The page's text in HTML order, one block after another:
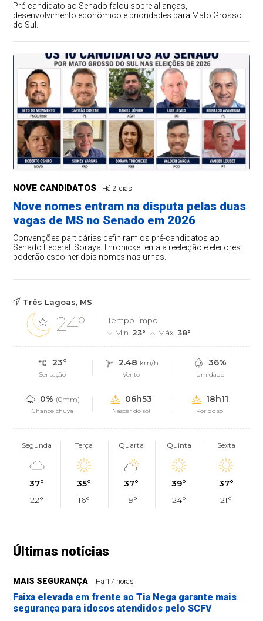
Pré-candidato ao Senado falou sobre alianças,
desenvolvimento econômico e prioridades para Mato Grosso
do Sul.
NOVE CANDIDATOS Há 2 dias
Nove nomes entram na disputa pelas duas
vagas de MS no Senado em 2026
Convenções partidárias definiram os pré-candidatos ao
Senado Federal. Soraya Thronicke tenta a reeleição e eleitores
poderão escolher dois nomes nas urnas.
Três Lagoas, MS
24°
Tempo limpo
Mín. 23° Máx.38°
23°
Sensação
2.48 km/h
Vento
36%
Umidade
0% (0mm)
Chance chuva
06h53
Nascer do sol
18h11
Pôr do sol
Segunda
37°
22°
Terça
35°
16°
Quarta
37°
19°
Quinta
39°
24°
Sexta
37°
21°
Últimas notícias
MAIS SEGURANÇA Há 17 horas
Faixa elevada em frente ao Tia Nega garante mais
segurança para idosos atendidos pelo SCFV